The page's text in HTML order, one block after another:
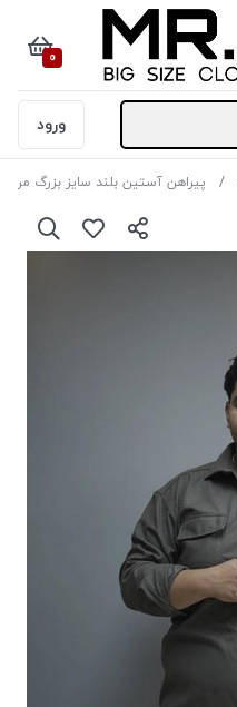
0
ورود
پیراهن آستین بلند سایز بزرگ